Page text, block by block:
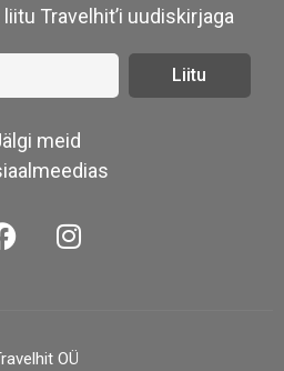
Travelhit’i uudiskirjaga
Liitu
meid
OÜ